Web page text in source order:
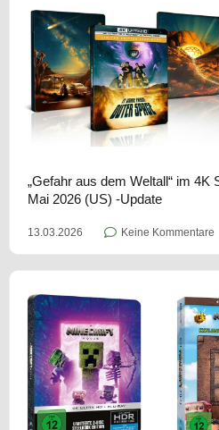
„Gefahr aus dem Weltall“ im 4K
Mai 2026 (US) -Update
13.03.2026 Keine Kommentare